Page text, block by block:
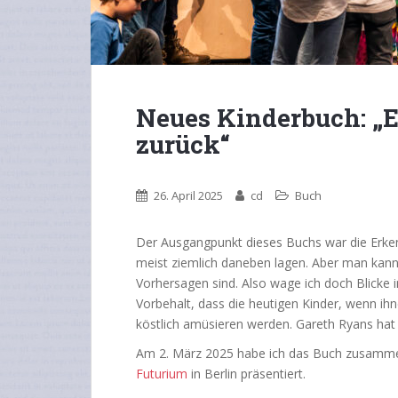
Neues Kinderbuch:
zurück“
26. April 2025 cd Buch
Der Ausgangpunkt dieses Buchs war die
meist ziemlich daneben lagen. Aber man
Vorhersagen sind. Also wage ich doch
Vorbehalt, dass die heutigen Kinder, wenn
köstlich amüsieren werden. Gareth Ryans
Am 2. März 2025 habe ich das Buch
Futurium in Berlin präsentiert.